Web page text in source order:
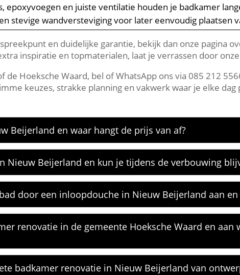
epoxyvoegen en juiste ventilatie houden je badkamer
stevige wandversteviging voor later eenvoudig plaatsen
en duidelijke garantie, bekijk dan onze pagina
inspiratie en topmaterialen, laat je verrassen door onze
Hoeksche Waard, bel of WhatsApp ons via 085 212
keuzes, strakke planning en vakwerk waar je elke dag
Beijerland en waar hangt de prijs van af?
Nieuw Beijerland en kun je tijdens de verbouwing
door een inloopdouche in Nieuw Beijerland aan
renovatie in de gemeente Hoeksche Waard en aan
badkamer renovatie in Nieuw Beijerland van